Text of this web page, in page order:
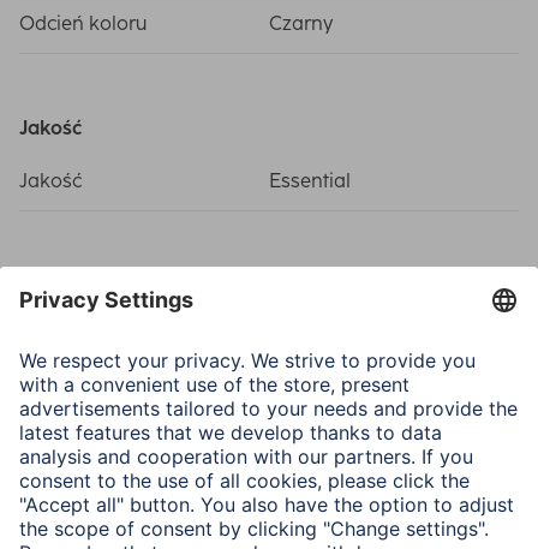
Odcień koloru Czarny
Jakość
Jakość Essential
Łącza (połączenia, wejścia)
Właściwości elektrotechniczne
Maks. częstotliwość 2000 Mhz